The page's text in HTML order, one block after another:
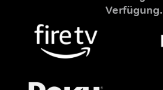
Verfügung.